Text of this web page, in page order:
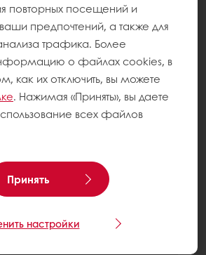
повторных посещений и
предпочтений, а также для
трафика. Более
о файлах cookies, в
как их отключить, вы можете
. Нажимая «Принять», вы даете
всех файлов
Принять
настройки